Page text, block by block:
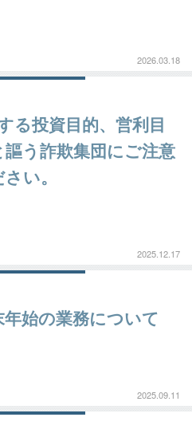
2026.03.18
る投資目的、営利目
う詐欺集団にご注意
い。
2025.12.17
年始の業務について
2025.09.11